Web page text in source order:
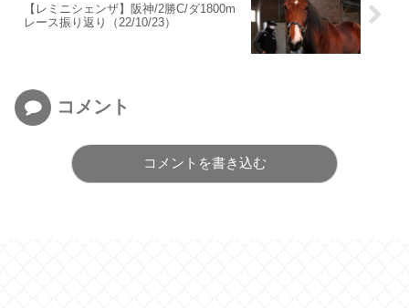
【レミニシェンザ】阪神/2勝C/ダ1800m
レース振り返り（22/10/23）
コメント
コメントを書き込む